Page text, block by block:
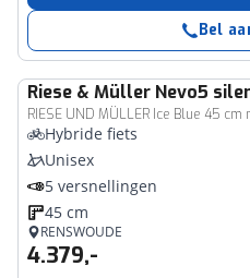
Bel
Riese & Müller Nevo5
RIESE UND MÜLLER Ice Blue 45
Hybride fiets
Unisex
5 versnellingen
45 cm
RENSWOUDE
4.379,-